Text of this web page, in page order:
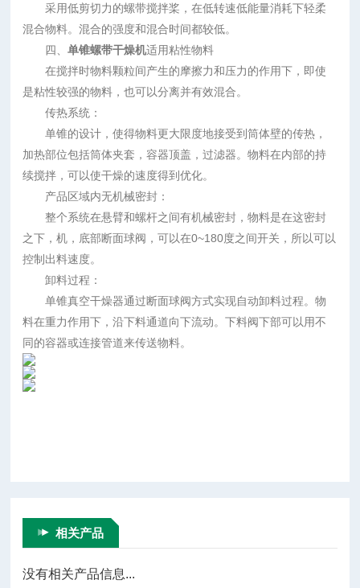
采用低剪切力的螺带搅拌桨，在低转速低能量消耗下轻柔
混合物料。混合的强度和混合时间都较低。
四、单锥螺带干燥机适用粘性物料
在搅拌时物料颗粒间产生的摩擦力和压力的作用下，即使
是粘性较强的物料，也可以分离并有效混合。
传热系统：
单锥的设计，使得物料更大限度地接受到筒体壁的传热，
加热部位包括筒体夹套，容器顶盖，过滤器。物料在内部的持
续搅拌，可以使干燥的速度得到优化。
产品区域内无机械密封：
整个系统在悬臂和螺杆之间有机械密封，物料是在这密封
之下，机，底部断面球阀，可以在0~180度之间开关，所以可以
控制出料速度。
卸料过程：
单锥真空干燥器通过断面球阀方式实现自动卸料过程。物
料在重力作用下，沿下料通道向下流动。下料阀下部可以用不
同的容器或连接管道来传送物料。
相关产品
没有相关产品信息...